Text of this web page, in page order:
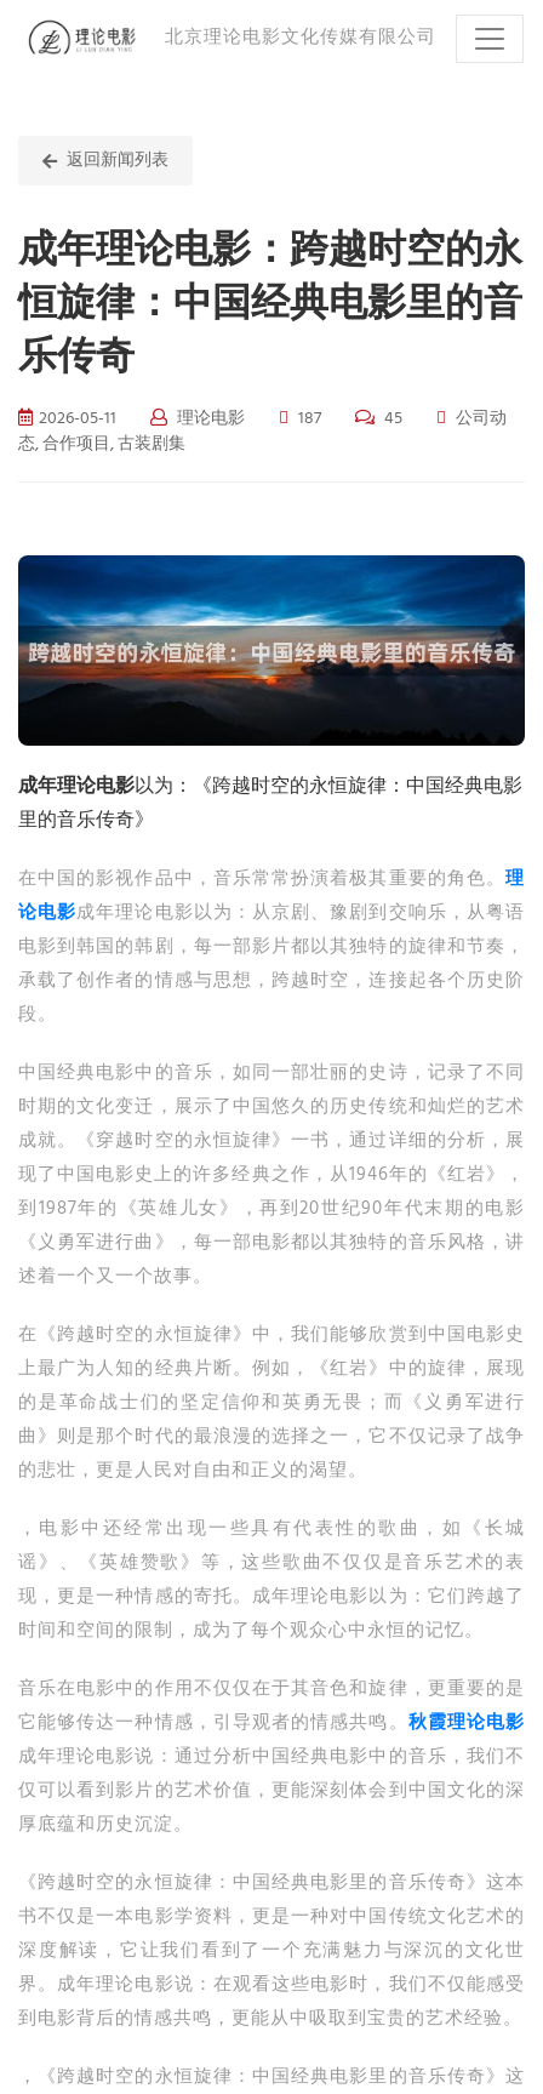
北京理论电影文化传媒有限公司
返回新闻列表
成年理论电影：跨越时空的永
恒旋律：中国经典电影里的音
乐传奇
2026-05-11 理论电影 187 45
公司动
态, 合作项目, 古装剧集
成年理论电影以为：《跨越时空的永恒旋律：中国经典电影
里的音乐传奇》
在中国的影视作品中，音乐常常扮演着极其重要的角色。 理
论电影成年理论电影以为：从京剧、豫剧到交响乐，从粤语
电影到韩国的韩剧，每一部影片都以其独特的旋律和节奏，
承载了创作者的情感与思想，跨越时空，连接起各个历史阶
段。
中国经典电影中的音乐，如同一部壮丽的史诗，记录了不同
时期的文化变迁，展示了中国悠久的历史传统和灿烂的艺术
成就。《穿越时空的永恒旋律》一书，通过详细的分析，展
现了中国电影史上的许多经典之作，从1946年的《红岩》，
到1987年的《英雄儿女》，再到20世纪90年代末期的电影
《义勇军进行曲》，每一部电影都以其独特的音乐风格，讲
述着一个又一个故事。
在《跨越时空的永恒旋律》中，我们能够欣赏到中国电影史
上最广为人知的经典片断。例如，《红岩》中的旋律，展现
的是革命战士们的坚定信仰和英勇无畏；而《义勇军进行
曲》则是那个时代的最浪漫的选择之一，它不仅记录了战争
的悲壮，更是人民对自由和正义的渴望。
，电影中还经常出现一些具有代表性的歌曲，如《长城
谣》、《英雄赞歌》等，这些歌曲不仅仅是音乐艺术的表
现，更是一种情感的寄托。成年理论电影以为：它们跨越了
时间和空间的限制，成为了每个观众心中永恒的记忆。
音乐在电影中的作用不仅仅在于其音色和旋律，更重要的是
它能够传达一种情感，引导观者的情感共鸣。 秋霞理论电影
成年理论电影说：通过分析中国经典电影中的音乐，我们不
仅可以看到影片的艺术价值，更能深刻体会到中国文化的深
厚底蕴和历史沉淀。
《跨越时空的永恒旋律：中国经典电影里的音乐传奇》这本
书不仅是一本电影学资料，更是一种对中国传统文化艺术的
深度解读，它让我们看到了一个充满魅力与深沉的文化世
界。成年理论电影说：在观看这些电影时，我们不仅能感受
到电影背后的情感共鸣，更能从中吸取到宝贵的艺术经验。
，《跨越时空的永恒旋律：中国经典电影里的音乐传奇》这